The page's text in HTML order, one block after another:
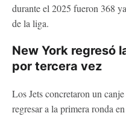
durante el 2025 fueron 368
de la liga.
New York regresó
por tercera vez
Los Jets concretaron un
regresar a la primera ronda